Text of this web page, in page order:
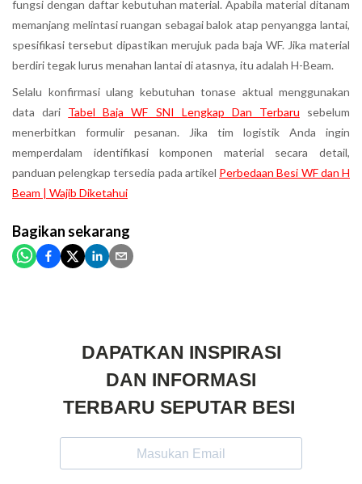
fungsi dengan daftar kebutuhan material. Apabila material ditanam
memanjang melintasi ruangan sebagai balok atap penyangga lantai,
spesifikasi tersebut dipastikan merujuk pada baja WF. Jika material
berdiri tegak lurus menahan lantai di atasnya, itu adalah H-Beam.
Selalu konfirmasi ulang kebutuhan tonase aktual menggunakan
data dari Tabel Baja WF SNI Lengkap Dan Terbaru sebelum
menerbitkan formulir pesanan. Jika tim logistik Anda ingin
memperdalam identifikasi komponen material secara detail,
panduan pelengkap tersedia pada artikel Perbedaan Besi WF dan H
Beam | Wajib Diketahui
Bagikan sekarang